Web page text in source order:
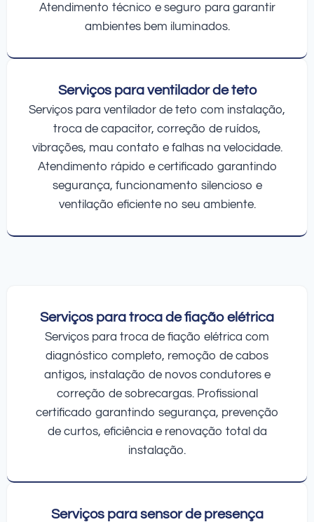
Atendimento técnico e seguro para garantir
ambientes bem iluminados.
Serviços para ventilador de teto
Serviços para ventilador de teto com instalação,
troca de capacitor, correção de ruídos,
vibrações, mau contato e falhas na velocidade.
Atendimento rápido e certificado garantindo
segurança, funcionamento silencioso e
ventilação eficiente no seu ambiente.
Serviços para troca de fiação elétrica
Serviços para troca de fiação elétrica com
diagnóstico completo, remoção de cabos
antigos, instalação de novos condutores e
correção de sobrecargas. Profissional
certificado garantindo segurança, prevenção
de curtos, eficiência e renovação total da
instalação.
Serviços para sensor de presença